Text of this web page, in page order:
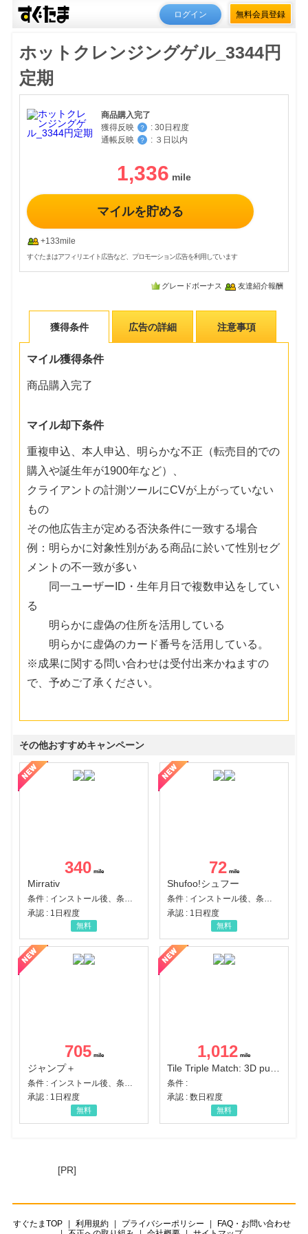
ログイン 無料会員登録
ホットクレンジングゲル_3344円
定期
商品購入完了
獲得反映
？ : 30日程度
通帳反映
？ : ３日以内
1,336
マイルを貯める
+133mile
すぐたまはアフィリエイト広告など、プロモーション広告を利用しています
グレードボーナス 友達紹介報酬
獲得条件 広告の詳細 注意事項
マイル獲得条件
商品購入完了
マイル却下条件
重複申込、本人申込、明らかな不正（転売目的での
購入や誕生年が1900年など）、
クライアントの計測ツールにCVが上がっていない
もの
その他広告主が定める否決条件に一致する場合
例：明らかに対象性別がある商品に於いて性別セグ
メントの不一致が多い
同一ユーザーID・生年月日で複数申込をしてい
る
明らかに虚偽の住所を活用している
明らかに虚偽のカード番号を活用している。
※成果に関する問い合わせは受付出来かねますの
で、予めご了承ください。
その他おすすめキャンペーン
340
Mirrativ
条件 : インストール後、条件達成
承認 : 1日程度
無料
72
Shufoo!シュフー
条件 : インストール後、条件達成
承認 : 1日程度
無料
705
ジャンプ＋
承認 : 1日程度
無料
1,012
条件 :
承認 : 数日程度
無料
[PR]
すぐたまTOP 利用規約 プライバシーポリシー
FAQ・お問い合わせ